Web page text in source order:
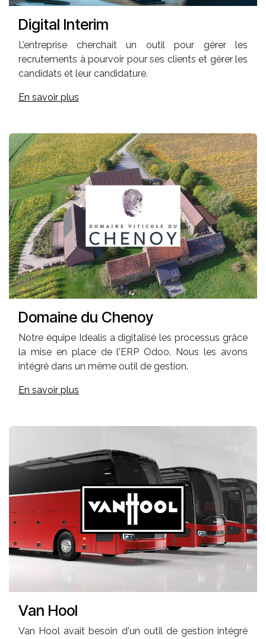
Digital Interim
L’entreprise cherchait un outil pour gérer les
recrutements à pourvoir pour ses clients et gérer les
candidats et leur candidature.
En savoir plus
Domaine du Chenoy
Notre équipe Idealis a digitalisé les processus grâce
la mise en place de l'ERP Odoo. Nous les avons
intégré dans un même outil de gestion.
En savoir plus
Van Hool
Van Hool avait besoin d'un outil de gestion intégré